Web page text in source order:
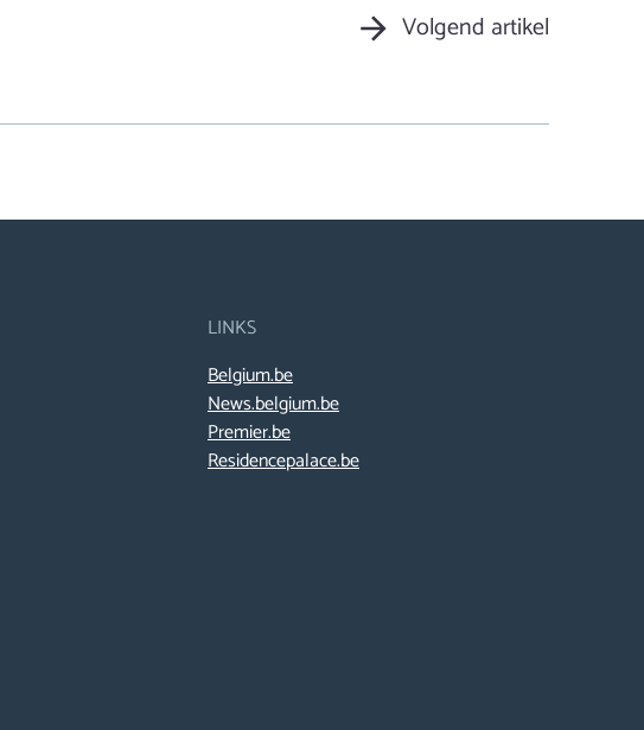
Volgend artikel
LINKS
Belgium.be
News.belgium.be
Premier.be
Residencepalace.be